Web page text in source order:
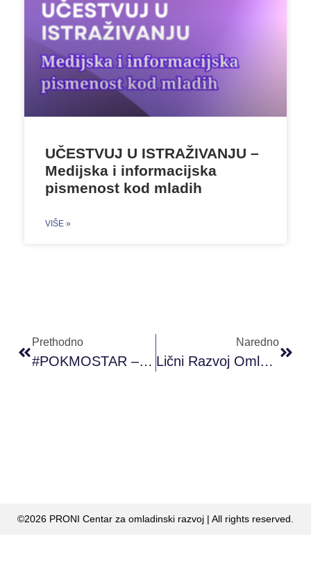
UČESTVUJ U ISTRAŽIVANJU –
Medijska i informacijska
pismenost kod mladih
VIŠE »
Prethodno
#POKMOSTAR – Završen Treći Modul PRONI Akademije Omladinskog Rada
Naredno
Lični Razvoj Omladinskog Radnika/ice – Vrijednosti I Granice U Radu- Maida Miljković
©2026 PRONI Centar za omladinski razvoj | All rights reserved.